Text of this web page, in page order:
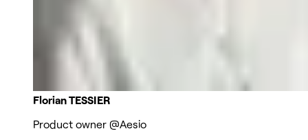
Florian TESSIER
Product owner @Aesio